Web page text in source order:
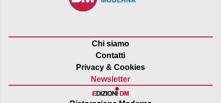
Chi siamo
Contatti
Privacy & Cookies
Newsletter